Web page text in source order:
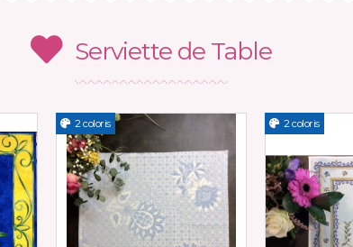
Serviette de Table
2 coloris 2 coloris